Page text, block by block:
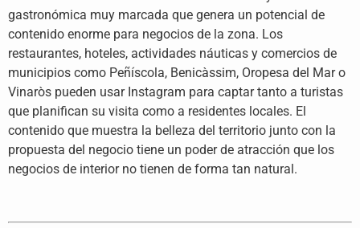
gastronómica muy marcada que genera un potencial de
contenido enorme para negocios de la zona. Los
restaurantes, hoteles, actividades náuticas y comercios de
municipios como Peñíscola, Benicàssim, Oropesa del Mar o
Vinaròs pueden usar Instagram para captar tanto a turistas
que planifican su visita como a residentes locales. El
contenido que muestra la belleza del territorio junto con la
propuesta del negocio tiene un poder de atracción que los
negocios de interior no tienen de forma tan natural.